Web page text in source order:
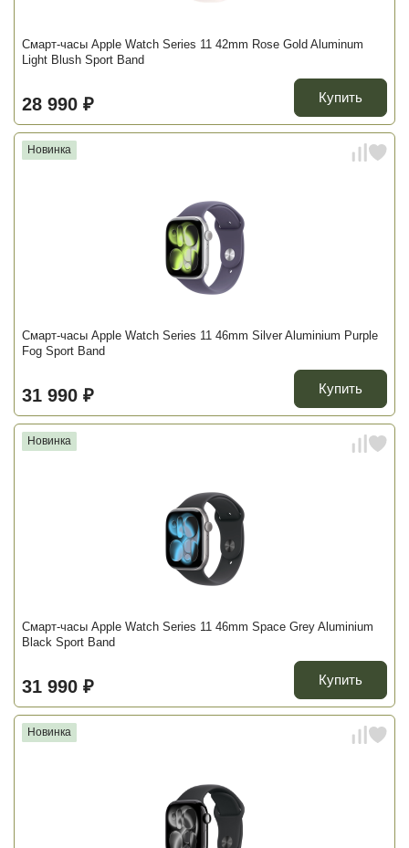
Смарт-часы Apple Watch Series 11 42mm Rose Gold Aluminum
Light Blush Sport Band
28 990 ₽ Купить
Новинка
Смарт-часы Apple Watch Series 11 46mm Silver Aluminium Purple
Fog Sport Band
31 990 ₽ Купить
Новинка
Смарт-часы Apple Watch Series 11 46mm Space Grey Aluminium
Black Sport Band
31 990 ₽ Купить
Новинка